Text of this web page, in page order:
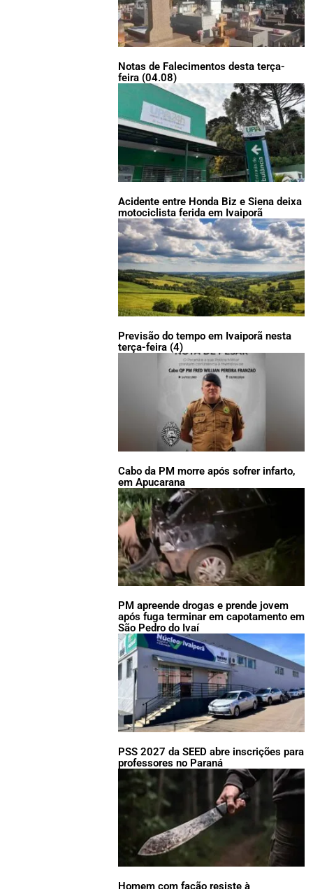
Notas de Falecimentos desta terça-
feira (04.08)
Acidente entre Honda Biz e Siena deixa
motociclista ferida em Ivaiporã
Previsão do tempo em Ivaiporã nesta
terça-feira (4)
Cabo da PM morre após sofrer infarto,
em Apucarana
PM apreende drogas e prende jovem
após fuga terminar em capotamento em
São Pedro do Ivaí
PSS 2027 da SEED abre inscrições para
professores no Paraná
Homem com facão resiste à